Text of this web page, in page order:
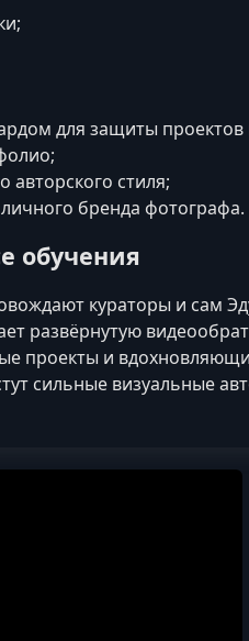
для защиты
авторского стиля;
бренда фотографа.
обучения
кураторы и сам
развёрнутую
проекты и
сильные визуальные